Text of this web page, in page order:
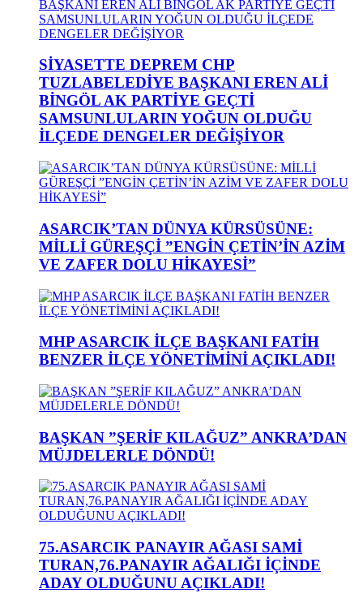
SİYASETTE DEPREM CHP
TUZLABELEDİYE BAŞKANI EREN ALİ
BİNGÖL AK PARTİYE GEÇTİ
SAMSUNLULARIN YOĞUN OLDUĞU
İLÇEDE DENGELER DEĞİŞİYOR
ASARCIK’TAN DÜNYA KÜRSÜSÜNE:
MİLLİ GÜREŞÇİ ”ENGİN ÇETİN’İN AZİM
VE ZAFER DOLU HİKAYESİ”
MHP ASARCIK İLÇE BAŞKANI FATİH
BENZER İLÇE YÖNETİMİNİ AÇIKLADI!
BAŞKAN ”ŞERİF KILAĞUZ” ANKRA’DAN
MÜJDELERLE DÖNDÜ!
75.ASARCIK PANAYIR AĞASI SAMİ
TURAN,76.PANAYIR AĞALIĞI İÇİNDE
ADAY OLDUĞUNU AÇIKLADI!